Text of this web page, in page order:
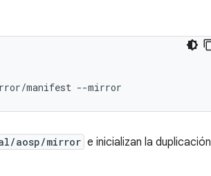
manifest
aosp/mirror e inicializan la duplicación